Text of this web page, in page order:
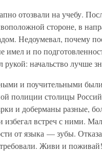
отозвали на учебу.
стороне, в
Недоумевал, почему
имел и по
начальство лучше
и поучительными
полиции столицы
и доберманы разные,
избегал встреч с ними.
от языка — зубы.
Живи и